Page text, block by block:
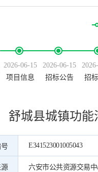
2026-06-15
项目信息
2026-06-15
招标公告
招
舒城县城镇功
E341523001005043
六安市公共资源交易